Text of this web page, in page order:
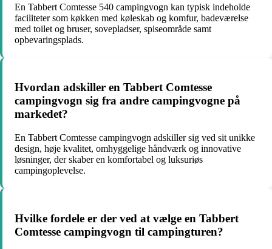
En Tabbert Comtesse 540 campingvogn kan typisk indeholde
faciliteter som køkken med køleskab og komfur, badeværelse
med toilet og bruser, sovepladser, spiseområde samt
opbevaringsplads.
Hvordan adskiller en Tabbert Comtesse
campingvogn sig fra andre campingvogne på
markedet?
En Tabbert Comtesse campingvogn adskiller sig ved sit unikke
design, høje kvalitet, omhyggelige håndværk og innovative
løsninger, der skaber en komfortabel og luksuriøs
campingoplevelse.
Hvilke fordele er der ved at vælge en Tabbert
Comtesse campingvogn til campingturen?